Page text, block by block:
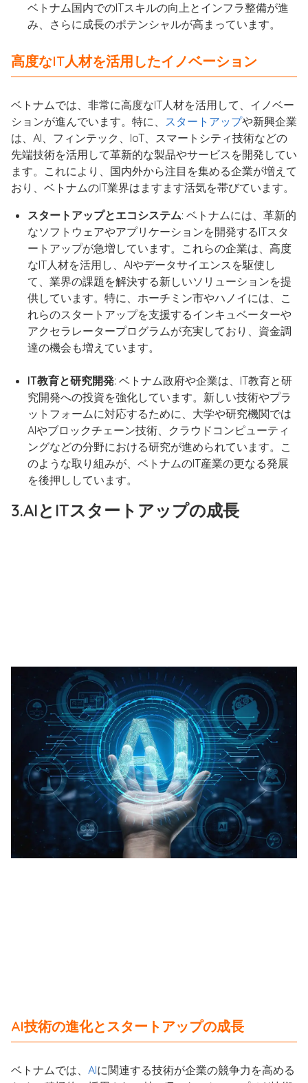
ベトナム国内でのITスキルの向上とインフラ整備が進
み、さらに成長のポテンシャルが高まっています。
高度なIT人材を活用したイノベーション
ベトナムでは、非常に高度なIT人材を活用して、イノベー
ションが進んでいます。特に、 スタートアップや新興企業
は、AI、フィンテック、IoT、スマートシティ技術などの
先端技術を活用して革新的な製品やサービスを開発してい
ます。これにより、国内外から注目を集める企業が増えて
おり、ベトナムのIT業界はますます活気を帯びています。
スタートアップとエコシステム: ベトナムには、革新的
なソフトウェアやアプリケーションを開発するITスタ
ートアップが急増しています。これらの企業は、高度
なIT人材を活用し、AIやデータサイエンスを駆使し
て、業界の課題を解決する新しいソリューションを提
供しています。特に、ホーチミン市やハノイには、こ
れらのスタートアップを支援するインキュベーターや
アクセラレータープログラムが充実しており、資金調
達の機会も増えています。
IT教育と研究開発: ベトナム政府や企業は、IT教育と研
究開発への投資を強化しています。新しい技術やプラ
ットフォームに対応するために、大学や研究機関では
AIやブロックチェーン技術、クラウドコンピューティ
ングなどの分野における研究が進められています。こ
のような取り組みが、ベトナムのIT産業の更なる発展
を後押ししています。
3.AIとITスタートアップの成長
AI技術の進化とスタートアップの成長
ベトナムでは、 AIに関連する技術が企業の競争力を高める